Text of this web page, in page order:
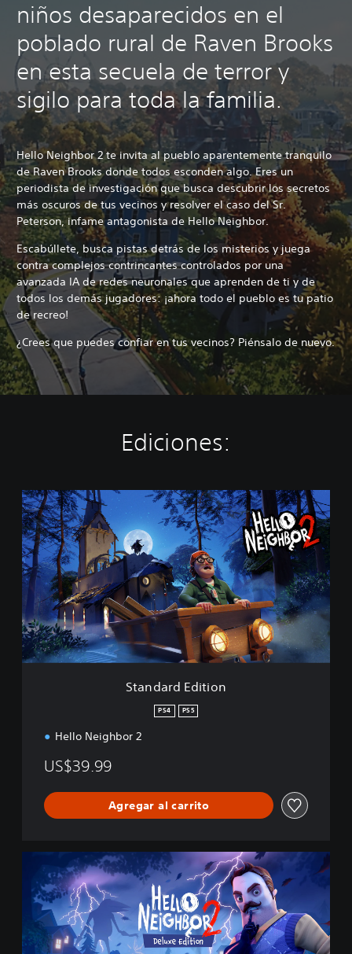
niños desaparecidos en el
poblado rural de Raven Brooks
en esta secuela de terror y
sigilo para toda la familia.
Hello Neighbor 2 te invita al pueblo aparentemente tranquilo
de Raven Brooks donde todos esconden algo. Eres un
periodista de investigación que busca descubrir los secretos
más oscuros de tus vecinos y resolver el caso del Sr.
Peterson, infame antagonista de Hello Neighbor.
Escabúllete, busca pistas detrás de los misterios y juega
contra complejos contrincantes controlados por una
avanzada IA de redes neuronales que aprenden de ti y de
todos los demás jugadores: ¡ahora todo el pueblo es tu patio
de recreo!
¿Crees que puedes confiar en tus vecinos? Piénsalo de nuevo.
Ediciones:
S
t
a
n
d
a
r
d
E
d
i
t
Standard Edition
PS4 PS5
Hello Neighbor 2
US$39.99
Agregar al carrito
e
E